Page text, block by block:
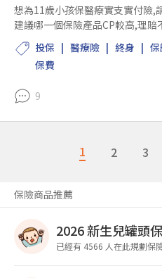
想為11歲小孩保醫療實支實付險,
建議哪一個保險產品CP較高,理賠
投保
醫療險 終身
保費
9
1 2 3
保險商品推薦
2026 新生兒罐頭
已經有 4566 人在此規劃保